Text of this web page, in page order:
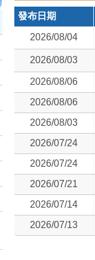
發布日期
2026/08/04
2026/08/03
2026/08/06
2026/08/06
2026/08/03
2026/07/24
2026/07/24
2026/07/21
2026/07/14
2026/07/13